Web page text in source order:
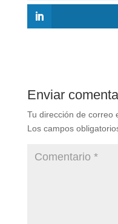
Enviar
Tu dirección de correo
Los campos